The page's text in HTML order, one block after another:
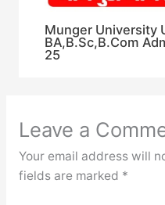
Munger University
BA,B.Sc,B.Com
25
Leave a
Your email address will
fields are marked *